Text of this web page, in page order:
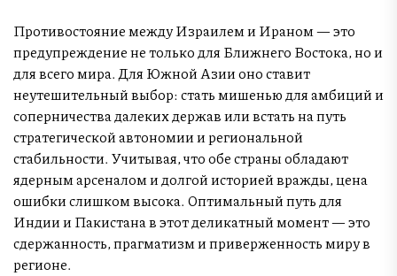
Противостояние между Израилем и Ираном — это
предупреждение не только для Ближнего Востока, но и
для всего мира. Для Южной Азии оно ставит
неутешительный выбор: стать мишенью для амбиций и
соперничества далеких держав или встать на путь
стратегической автономии и региональной
стабильности. Учитывая, что обе страны обладают
ядерным арсеналом и долгой историей вражды, цена
ошибки слишком высока. Оптимальный путь для
Индии и Пакистана в этот деликатный момент — это
сдержанность, прагматизм и приверженность миру в
регионе.